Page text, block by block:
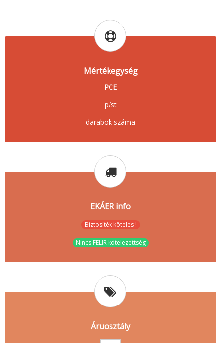
Mértékegység
PCE
p/st
darabok száma
EKÁER info
Biztosíték köteles !
Nincs FELIR kötelezettség
Áruosztály